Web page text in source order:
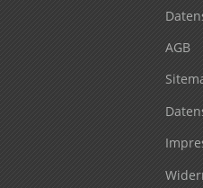
AGB